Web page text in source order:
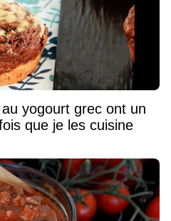
yogourt grec ont un
que je les cuisine